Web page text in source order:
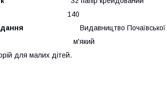
140
Видавництво Почаївської
для малих дітей.